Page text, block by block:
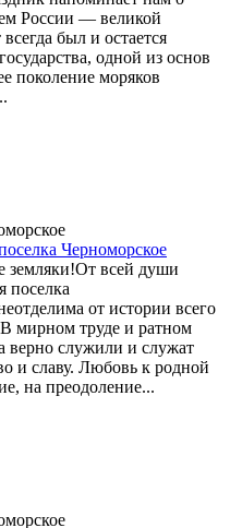
России — великой
был и остается
одной из основ
поколение моряков
Черноморское
земляки!От всей души
поселка
от истории всего
мирном труде и ратном
верно служили и служат
и славу. Любовь к родной
на преодоление...